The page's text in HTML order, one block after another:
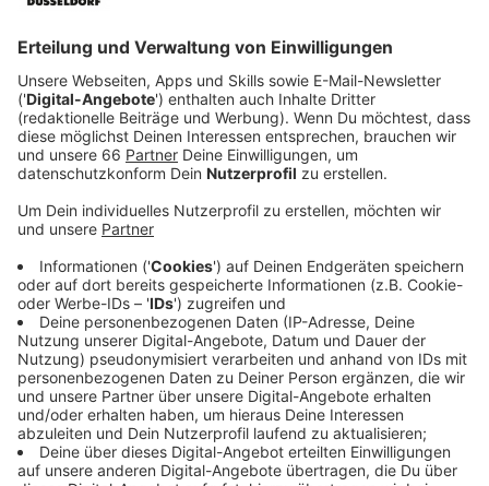
Vorwurf: Besonders schwere
Steuerhinterziehung
Anzeige
Den Angeklagten wird besonders schwere
Steuerhinterziehung vorgeworfen. Bei einer Razzia im
März wurden 25 Millionen gefälschte
Markenzigaretten und 15 Tonnen Tabak
sichergestellt. Den Ermittlungen zufolge war in
Düsseldorf eine international tätige Bande am Werk.
Anzeige